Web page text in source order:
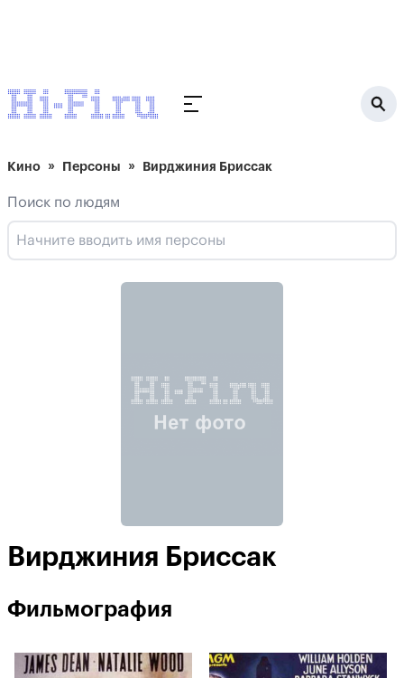
Кино Персоны Вирджиния Бриссак
Поиск по людям
Вирджиния Бриссак
Фильмография